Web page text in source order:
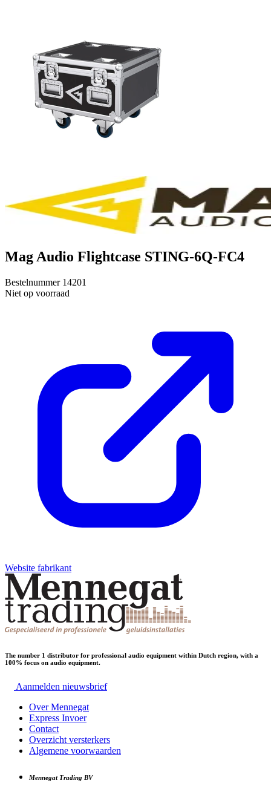
Mag Audio Flightcase STING-6Q-FC4
Bestelnummer 14201
Niet op voorraad
Website fabrikant
The number 1 distributor for professional audio equipment within Dutch region, with a
100% focus on audio equipment.
Aanmelden nieuwsbrief
Over Mennegat
Express Invoer
Contact
Overzicht versterkers
Algemene voorwaarden
Mennegat Trading BV